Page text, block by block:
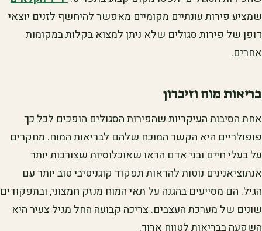
שמציע פירות עונתיים מקומיים מאפשר להיחשף לזנים יוצאי
דופן של פירות סגולים שלא ניתן למצוא בקלות במקומות
אחרים.
בריאות מוח וזיכרון
אחת הסיבות העיקריות שהפירות הסגולים הופכים לכל כך
פופולריים היא הקשר המוכח שלהם לבריאות המוח. מחקרים
על בעלי חיים ובני אדם הראו שאוכלוסיות שצורכות יותר
אנתוציאנינים נוטות להראות תפקוד קוגניטיבי טוב יותר עם
הגיל. הם מסייעים בהגנה על תאי המוח מנזק חמצוני, ובתפקודים
שונים של מערכת העצבים. צריכה קבועה החל מגיל צעיר היא